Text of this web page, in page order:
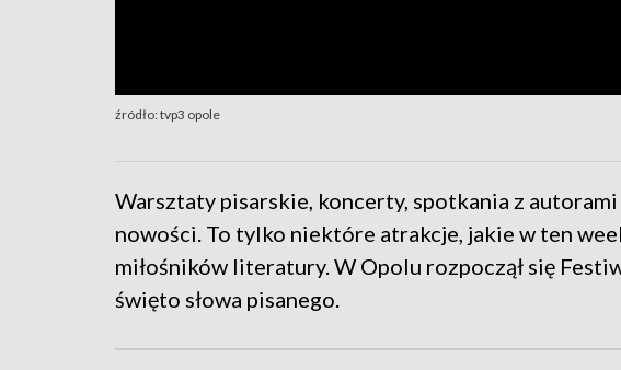
źródło: tvp3 opole
Warsztaty pisarskie, koncerty, spotkania z
nowości. To tylko niektóre atrakcje, jakie w ten
miłośników literatury. W Opolu rozpoczął się
święto słowa pisanego.